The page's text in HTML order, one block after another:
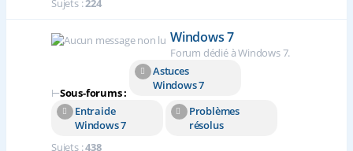
Windows 7
Forum dédié à Windows 7.
⊢Sous-forums :
Astuces
Windows 7
Entraide
Windows 7
Problèmes
résolus
Sujets :438